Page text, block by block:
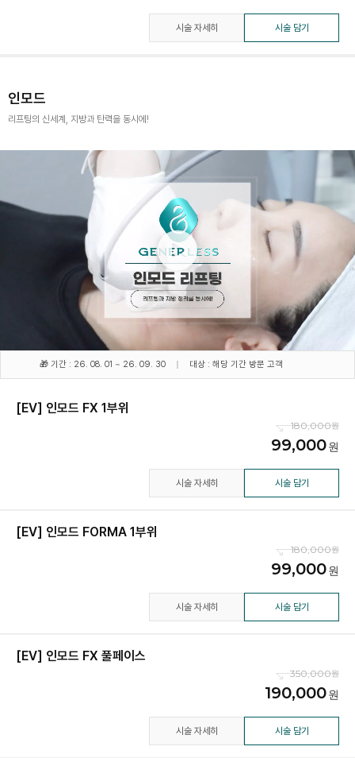
시술 자세히 시술 담기
인모드
리프팅의 신세계, 지방과 탄력을 동시에!
🎁 기간 : 26. 08. 01 ~ 26. 09. 30 대상 : 해당 기간 방문 고객
[EV] 인모드 FX 1부위
180,000
99,000
시술 자세히 시술 담기
[EV] 인모드 FORMA 1부위
180,000
99,000
시술 자세히 시술 담기
[EV] 인모드 FX 풀페이스
350,000
190,000
시술 자세히 시술 담기